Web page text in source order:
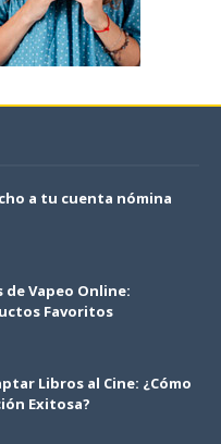
a tu cuenta nómina
de Vapeo Online:
Favoritos
Libros al Cine: ¿Cómo
Exitosa?